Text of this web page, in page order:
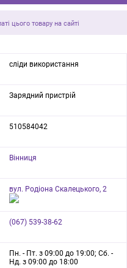
цього товару на сайті
сліди використання
Зарядний пристрій
510584042
Вінниця
вул. Родіона Скалецького, 2
(067) 539-38-62
Пн. - Пт. з 09:00 до 19:00; Сб. -
Нд. з 09:00 до 18:00